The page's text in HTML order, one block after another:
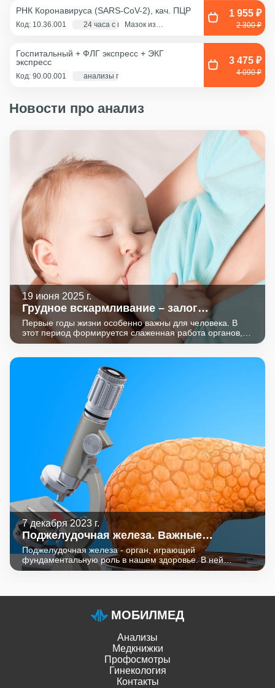
РНК Коронавируса (SARS-CoV-2), кач. ПЦР
Код: 10.36.001 24 часа с момента взятия биоматериала
Мазок из
1 955 ₽
2 300 ₽
Госпитальный + ФЛГ экспресс + ЭКГ
экспресс
Код: 90.00.001 анализы по крови - 1 д., экг и флг - 1 час
3 475 ₽
4 090 ₽
Новости про анализ
19 июня 2025 г.
Грудное вскармливание – залог
здоровья малыша и мамы.
Первые годы жизни особенно важны для человека. В
этот период формируется слаженная работа органов,
налаживается взаимодействие между регулирующими
зависит функционирование организма на протяжении
всей жизни. Неполноценное питания может привести к
отклонениям в физическом развитии, нарушениям
работы нервной, пищеварительной, репродуктивной
систем, возникновению алиментарно-зависимых
заболеваний (анемии, кариеса, остеопороза, аллергии).
7 декабря 2023 г.
Поджелудочная железа. Важные
показатели.
Поджелудочная железа - орган, играющий
фундаментальную роль в нашем здоровье. В ней
вырабатываются гормон инсулин и панкреатические
МОБИЛМЕД
Анализы
Медкнижки
Профосмотры
Гинекология
Контакты